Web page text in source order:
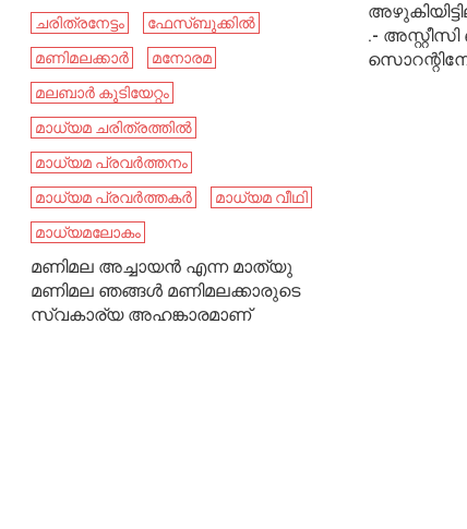
ചരിത്രനേട്ടം
ഫേസ്ബുക്കിൽ
മണിമലക്കാർ
മനോരമ
മലബാർ കുടിയേറ്റം
മാധ്യമ ചരിത്രത്തിൽ
മാധ്യമ പ്രവര്‍ത്തനം
മാധ്യമ പ്രവർത്തകർ
മാധ്യമ വീഥി
മാധ്യമലോകം
മണിമല അച്ചായൻ എന്ന മാത്യു
മണിമല ഞങ്ങൾ മണിമലക്കാരുടെ
സ്വകാര്യ അഹങ്കാരമാണ്
.-